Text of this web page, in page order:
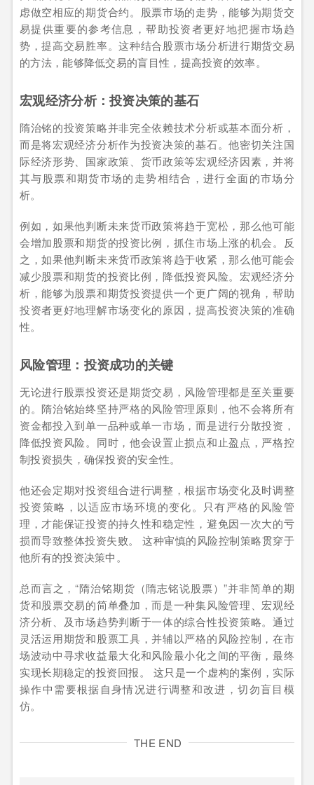
虑做空相应的期货合约。股票市场的走势，能够为期货交
易提供重要的参考信息，帮助投资者更好地把握市场趋
势，提高交易胜率。这种结合股票市场分析进行期货交易
的方法，能够降低交易的盲目性，提高投资的效率。
宏观经济分析：投资决策的基石
隋治铭的投资策略并非完全依赖技术分析或基本面分析，
而是将宏观经济分析作为投资决策的基石。他密切关注国
际经济形势、国家政策、货币政策等宏观经济因素，并将
其与股票和期货市场的走势相结合，进行全面的市场分
析。
例如，如果他判断未来货币政策将趋于宽松，那么他可能
会增加股票和期货的投资比例，抓住市场上涨的机会。反
之，如果他判断未来货币政策将趋于收紧，那么他可能会
减少股票和期货的投资比例，降低投资风险。宏观经济分
析，能够为股票和期货投资提供一个更广阔的视角，帮助
投资者更好地理解市场变化的原因，提高投资决策的准确
性。
风险管理：投资成功的关键
无论进行股票投资还是期货交易，风险管理都是至关重要
的。隋治铭始终坚持严格的风险管理原则，他不会将所有
资金都投入到单一品种或单一市场，而是进行分散投资，
降低投资风险。同时，他会设置止损点和止盈点，严格控
制投资损失，确保投资的安全性。
他还会定期对投资组合进行调整，根据市场变化及时调整
投资策略，以适应市场环境的变化。只有严格的风险管
理，才能保证投资的持久性和稳定性，避免因一次大的亏
损而导致整体投资失败。 这种审慎的风险控制策略贯穿于
他所有的投资决策中。
总而言之，“隋治铭期货（隋志铭说股票）”并非简单的期
货和股票交易的简单叠加，而是一种集风险管理、宏观经
济分析、及市场趋势判断于一体的综合性投资策略。通过
灵活运用期货和股票工具，并辅以严格的风险控制，在市
场波动中寻求收益最大化和风险最小化之间的平衡，最终
实现长期稳定的投资回报。 这只是一个虚构的案例，实际
操作中需要根据自身情况进行调整和改进，切勿盲目模
仿。
THE END